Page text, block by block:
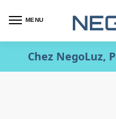
MENU
Chez NegoLuz,